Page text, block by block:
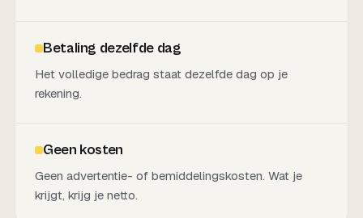
Betaling dezelfde dag
Het volledige bedrag staat dezelfde dag op je
rekening.
Geen kosten
Geen advertentie- of bemiddelingskosten. Wat je
krijgt, krijg je netto.